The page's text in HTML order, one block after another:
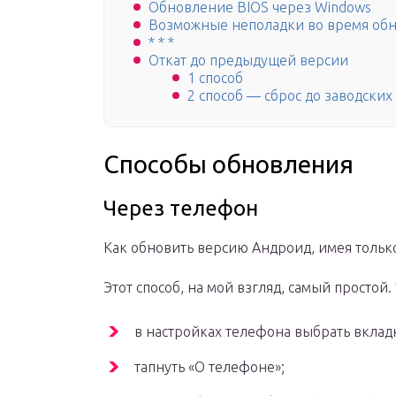
Обновление BIOS через Windows
Возможные неполадки во время
* * *
Откат до предыдущей версии
1 способ
2 способ — сброс до
Способы обновления
Через телефон
Как обновить версию Андроид, имея
Этот способ, на мой взгляд, самый
в настройках телефона выбрать
тапнуть «О телефоне»;